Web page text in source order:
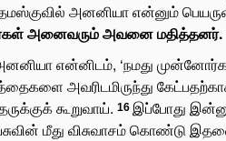
அனனியா என்னும்
அனைவரும் அவனை மதித்தனர்.
என்னிடம், ‘நமது
அவரிடமிருந்து
கூறுவாய். 16 இப்போது
மீது விசுவாசம் கொண்டு